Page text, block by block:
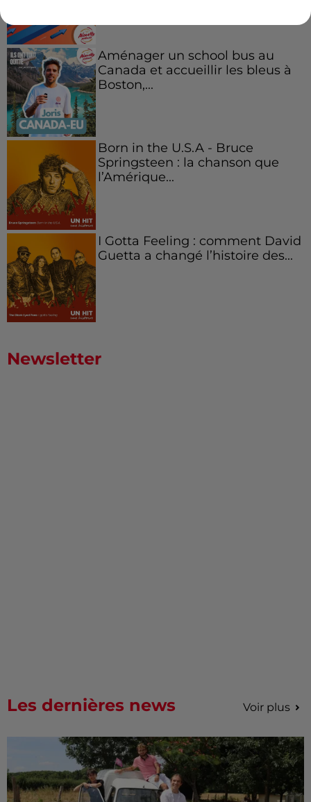
Aménager un school bus au
Canada et accueillir les bleus à
Boston,...
Born in the U.S.A - Bruce
Springsteen : la chanson que
l’Amérique...
I Gotta Feeling : comment David
Guetta a changé l’histoire des...
Newsletter
Les dernières news Voir plus